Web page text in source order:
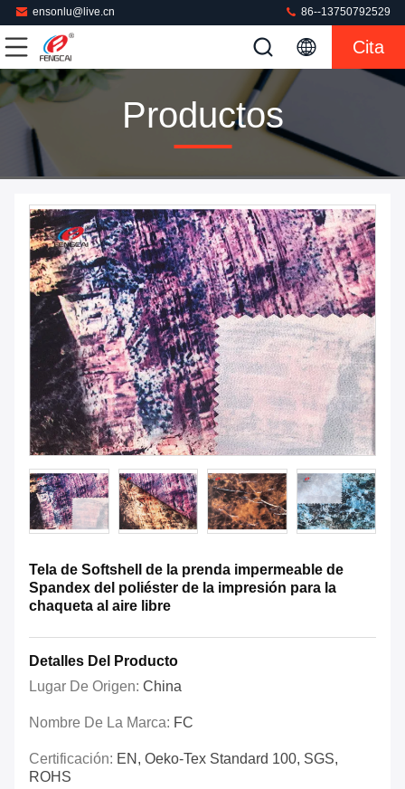
ensonlu@live.cn 86--13750792529
Cita
Productos
Tela de Softshell de la prenda impermeable de
Spandex del poliéster de la impresión para la
chaqueta al aire libre
Detalles Del Producto
Lugar De Origen: China
Nombre De La Marca: FC
Certificación: EN, Oeko-Tex Standard 100, SGS,
ROHS